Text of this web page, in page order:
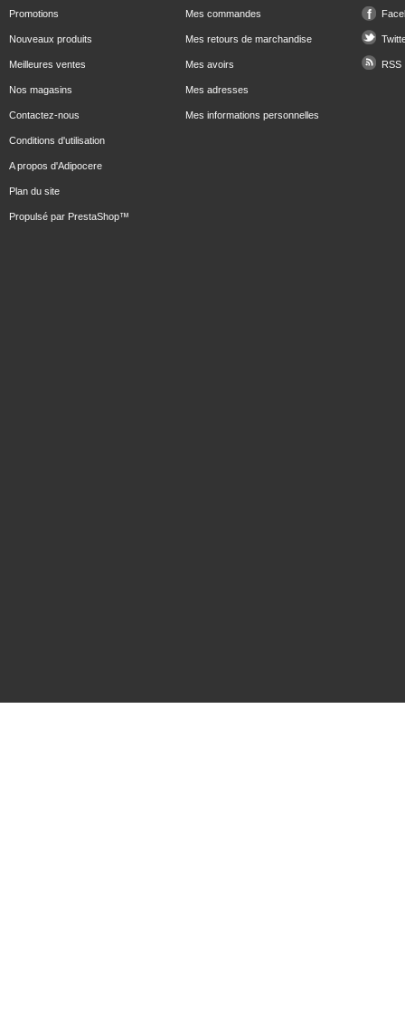
Promotions
Nouveaux produits
Meilleures ventes
Nos magasins
Contactez-nous
Conditions d'utilisation
A propos d'Adipocere
Plan du site
Propulsé par PrestaShop™
Mes commandes
Mes retours de marchandise
Mes avoirs
Mes adresses
Mes informations personnelles
RSS